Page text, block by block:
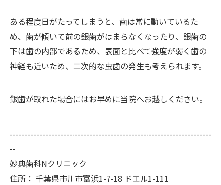
ある程度日がたってしまうと、歯は常に動いているた
め、歯が傾いて前の銀歯がはまらなくなったり、銀歯の
下は歯の内部であるため、表面と比べて強度が弱く歯の
神経も近いため、二次的な虫歯の発生も考えられます。
銀歯が取れた場合にはお早めに当院へお越しください。
--------------------------------------------------------------------
--
妙典歯科Nクリニック
住所： 千葉県市川市富浜1-7-18 ドエル1-111